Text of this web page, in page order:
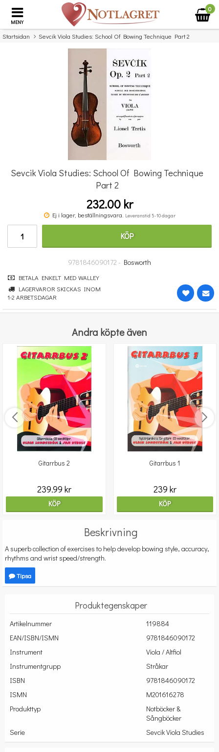
MENY
0
Startsidan Sevcik Viola Studies: School Of Bowing Technique Part 2
Missa inte detta...
Povel vid pianot
251 kr
Sevcik Viola Studies: School Of Bowing Technique
Part 2
232.00 kr
Ej i lager, beställningsvara. Leveranstid 5-10 dagar
KÖP
9781846090172 - Bosworth
BETALA ENKELT MED WALLEY
LAGERVAROR SKICKAS INOM
1-2 ARBETSDAGAR
Andra köpte även
Gitarrbus 2
239.99 kr
KÖP
Gitarrbus 1
239 kr
KÖP
Beskrivning
A superb collection of exercises to help develop bowing style, accuracy,
rhythms and wrist speed/strength.
Tipsa
Produktegenskaper
Artikelnummer
119884
EAN/ISBN/ISMN
9781846090172
Instrument
Viola / Altfiol
Instrumentgrupp
Stråkar
ISBN
9781846090172
ISMN
M201616278
Produkttyp
Notböcker &
Sångböcker
Serie
Sevcik Viola Studies